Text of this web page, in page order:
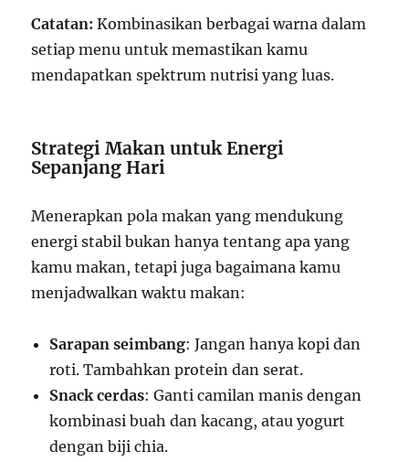
Catatan: Kombinasikan berbagai warna dalam
setiap menu untuk memastikan kamu
mendapatkan spektrum nutrisi yang luas.
Strategi Makan untuk Energi
Sepanjang Hari
Menerapkan pola makan yang mendukung
energi stabil bukan hanya tentang apa yang
kamu makan, tetapi juga bagaimana kamu
menjadwalkan waktu makan:
Sarapan seimbang: Jangan hanya kopi dan
roti. Tambahkan protein dan serat.
Snack cerdas: Ganti camilan manis dengan
kombinasi buah dan kacang, atau yogurt
dengan biji chia.